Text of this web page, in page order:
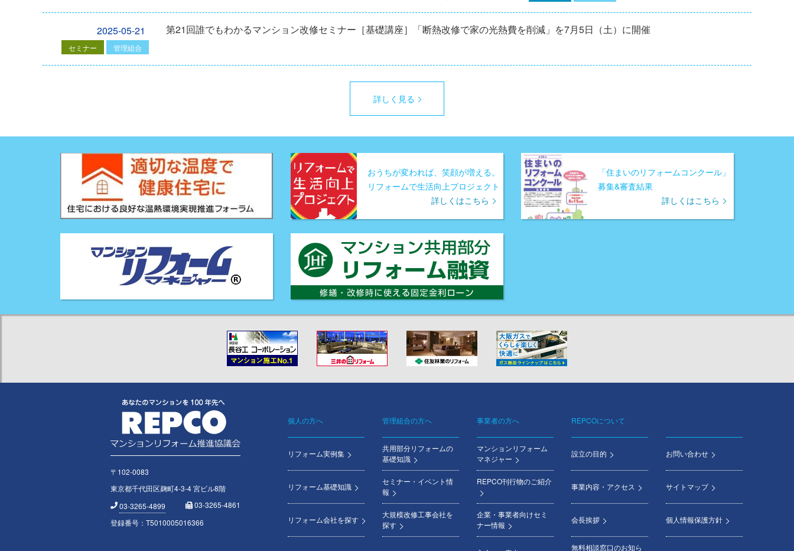
2025-05-21 第21回誰でもわかるマンション改修セミナー［基礎講座］「断熱改修で家の光熱費を削減」を7月5日（土）に開催
セミナー 管理組合
詳しく見る
おうちが変われば、笑顔が増える。
リフォームで生活向上プロジェクト
詳しくはこちら
「住まいのリフォームコンクール」
募集&審査結果
詳しくはこちら
〒102-0083
東京都千代田区麹町4-3-4 宮ビル8階
03-3265-4899
03-3265-4861
登録番号：T5010005016366
Footer
menu
個人の方へ
リフォーム実例集
リフォーム基礎知識
リフォーム会社を探す
管理組合の方へ
共用部分リフォームの
基礎知識
セミナー・イベント情
報
大規模改修工事会社を
探す
事業者の方へ
マンションリフォーム
マネジャー
REPCO刊行物のご紹介
企業・事業者向けセミ
ナー情報
REPCOについて
設立の目的
事業内容・アクセス
会長挨拶
無料相談窓口のお知ら
お問い合わせ
サイトマップ
個人情報保護方針